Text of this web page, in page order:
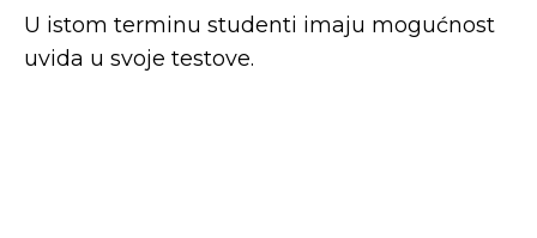
U istom terminu studenti imaju mogućnost
uvida u svoje testove.